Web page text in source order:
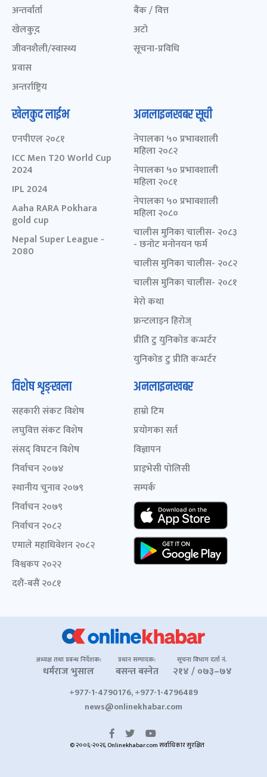
अन्तर्वार्ता
खेलकुद़़
जीवनशैली/स्वास्थ्य
प्रवास
अन्तर्राष्ट्रिय
बैंक / वित्त
अटो
सूचना-प्रविधि
खेलकुद लाईभ
एनपीएल २०८१
ICC Men T20 World Cup
2024
IPL 2024
Aaha RARA Pokhara
gold cup
Nepal Super League -
2080
अनलाइनखबर सूची
नेपालका ५० प्रभावशाली
महिला २०८२
नेपालका ५० प्रभावशाली
महिला २०८१
नेपालका ५० प्रभावशाली
महिला २०८०
चालीस मुनिका चालीस- २०८३
- छनोट मनोनयन फर्म
चालीस मुनिका चालीस- २०८२
चालीस मुनिका चालीस- २०८१
मेरो कथा
फ्रन्टलाइन हिरोज्
प्रीति टु युनिकोड कन्भर्टर
युनिकोड टु प्रीति कन्भर्टर
विशेष शृङ्खला
सहकारी संकट विशेष
लघुवित्त संकट विशेष
संसद् विघटन विशेष
निर्वाचन २०७४
स्थानीय चुनाव २०७९
निर्वाचन २०७९
निर्वाचन २०८२
एमाले महाधिवेशन २०८२
विश्वकप २०२२
दशैं-बसैं २०८१
अनलाइनखबर
हाम्रो टिम
प्रयोगका सर्त
विज्ञापन
प्राइभेसी पोलिसी
सम्पर्क
अध्यक्ष तथा प्रबन्ध निर्देशक:
धर्मराज भुसाल
प्रधान सम्पादक:
बसन्त बस्नेत
सूचना विभाग दर्ता नं.
२१४ / ०७३–७४
+977-1-4790176, +977-1-4796489
news@onlinekhabar.com
© २००६-२०२६ Onlinekhabar.com सर्वाधिकार सुरक्षित